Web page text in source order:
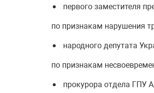
первого заместителя
по признакам нарушения
народного депутата
по признакам
прокурора отдела ГПУ